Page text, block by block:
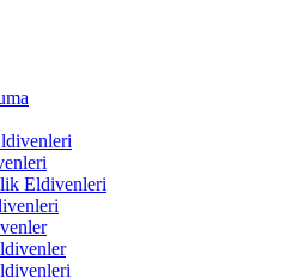
Eldivenleri